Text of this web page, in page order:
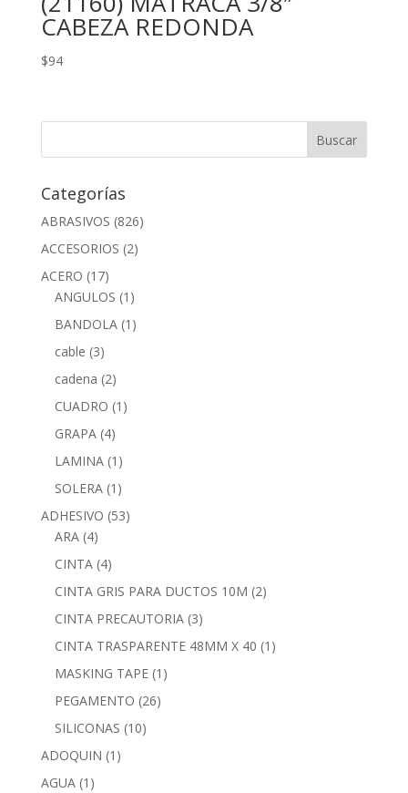
CABEZA REDONDA
$94
Categorías
ABRASIVOS (826)
ACCESORIOS (2)
ACERO (17)
ANGULOS (1)
BANDOLA (1)
cable (3)
cadena (2)
CUADRO (1)
GRAPA (4)
LAMINA (1)
SOLERA (1)
ADHESIVO (53)
ARA (4)
CINTA (4)
CINTA GRIS PARA DUCTOS 10M (2)
CINTA PRECAUTORIA (3)
CINTA TRASPARENTE 48MM X 40 (1)
MASKING TAPE (1)
PEGAMENTO (26)
SILICONAS (10)
ADOQUIN (1)
AGUA (1)